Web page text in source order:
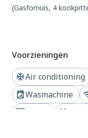
(Gasfornuis, 4
Parkeerplaats (1 Auto)
huisdier/hond
Buiten
Vakantiecomplex
Voorzieningen
Air conditioning
Wasmachine